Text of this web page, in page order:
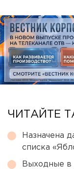
ЧИТАЙТЕ
Назначена
списка
Выходные в